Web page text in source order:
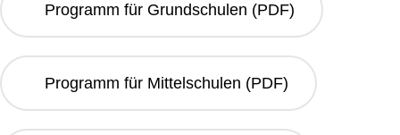
Programm für Grundschulen (PDF)
Programm für Mittelschulen (PDF)